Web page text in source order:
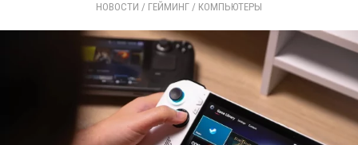
НОВОСТИ / ГЕЙМИНГ / КОМПЬЮТЕРЫ